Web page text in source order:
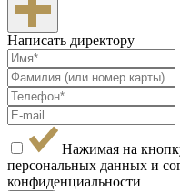
Написать директору
Нажимая на
персональных данных и
конфиденциальности